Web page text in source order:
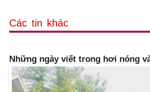
Các tin khác
Những ngày viết trong hơi nóng